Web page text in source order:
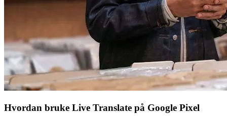
Hvordan bruke Live Translate på Google Pixel